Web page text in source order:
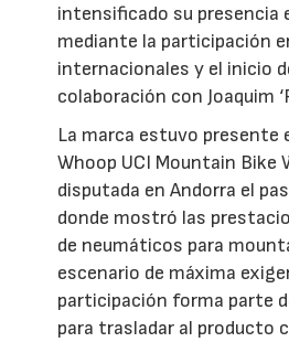
intensificado su presencia
mediante la participación
internacionales y el inicio
colaboración con Joaquim
La marca estuvo presente
Whoop UCI Mountain Bike
disputada en Andorra el
donde mostró las
de neumáticos para
escenario de máxima
participación forma parte
para trasladar al producto